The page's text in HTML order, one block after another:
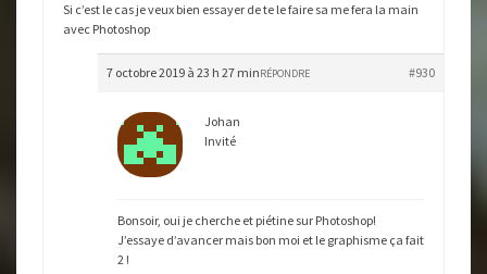
Si c’est le cas je veux bien essayer de te le faire sa me fera la main
avec Photoshop
7 octobre 2019 à 23 h 27 min #930
RÉPONDRE
Johan
Invité
Bonsoir, oui je cherche et piétine sur Photoshop!
J’essaye d’avancer mais bon moi et le graphisme ça fait
2 !